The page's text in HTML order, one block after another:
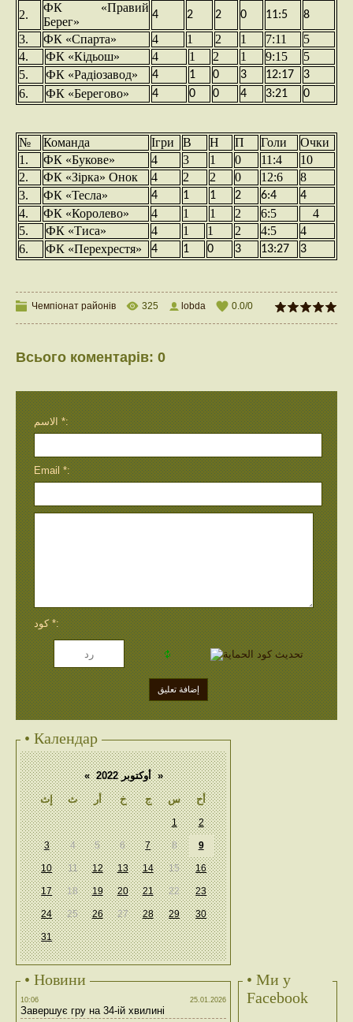
2.
ФК «Правий
Берег»
4 2 2 0 11:5 8
3. ФК «Спарта» 4 1 2 1 7:11
5
4.
ФК «Кідьош» 4 1 2 1 9:15
5
5.
ФК «Радіозавод» 4 1 0 3 12:17 3
6. ФК «Берегово» 4 0 0 4 3:21 0
№ Команда Ігри В Н П Голи
Очки
1.
ФК «Букове» 4 3 1 0 11:4
10
2.
ФК «Зірка» Онок 4 2 2 0 12:6
8
3.
ФК «Тесла» 4 1 1 2 6:4 4
4. ФК «Королево» 4 1 1 2 6:5
4
5.
ФК «Тиса» 4 1 1 2 4:5
4
6.
ФК «Перехрестя» 4 1 0 3 13:27 3
Чемпіонат районів 325 lobda 0.0/0
Всього коментарів: 0
الاسم *:
Email *:
كود *:
• Календар
« أوكتوبر 2022
»
إث
ث أر خ ج س أح
1 2
3 4 5 6 7 8 9
10 11 12 13 14 15 16
17 18 19 20 21 22 23
24 25 26 27 28 29 30
31
• Новини
10:06 25.01.2026
Завершує гру на 34-ій хвилині
• Ми у
Facebook